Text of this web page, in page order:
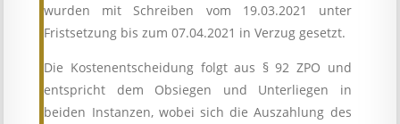
wurden mit Schreiben vom 19.03.2021 unter
Fristsetzung bis zum 07.04.2021 in Verzug gesetzt.
Die Kostenentscheidung folgt aus § 92 ZPO und
entspricht dem Obsiegen und Unterliegen in
beiden Instanzen, wobei sich die Auszahlung des